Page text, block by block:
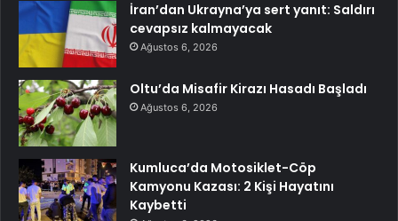
İran’dan Ukrayna’ya sert yanıt: Saldırı
cevapsız kalmayacak
Ağustos 6, 2026
Oltu’da Misafir Kirazı Hasadı Başladı
Ağustos 6, 2026
Kumluca’da Motosiklet-Cöp
Kamyonu Kazası: 2 Kişi Hayatını
Kaybetti